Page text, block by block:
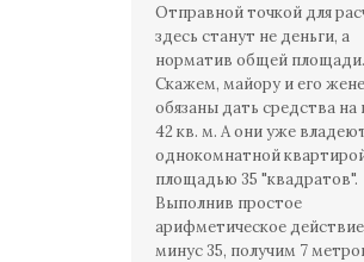
Отправной точкой для
здесь станут не деньги, а
норматив общей площади.
Скажем, майору и его жене
обязаны дать средства на
42 кв. м. А они уже
однокомнатной
площадью 35 "квадратов".
Выполнив простое
арифметическое
минус 35, получим 7